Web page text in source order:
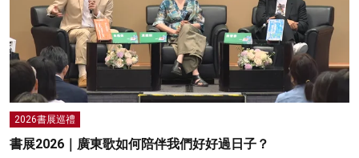
2026書展巡禮
書展2026｜廣東歌如何陪伴我們好好過日子？